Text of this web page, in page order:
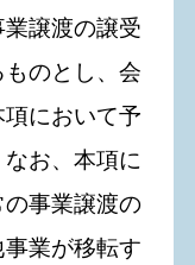
譲渡の譲受
のとし、会
において予
お、本項に
事業譲渡の
業が移転す